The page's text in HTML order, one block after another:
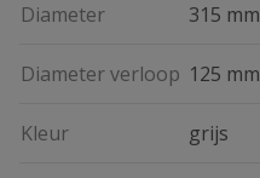
Diameter 315 mm
Diameter verloop 125 mm
Kleur grijs